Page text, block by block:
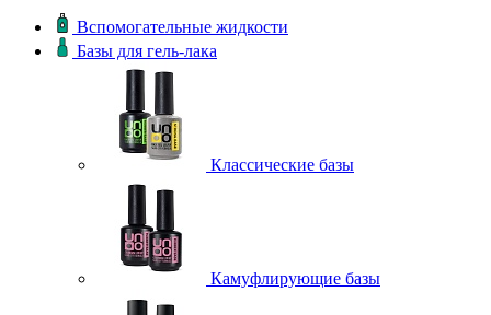
Вспомогательные жидкости
Базы для гель-лака
Классические базы
Камуфлирующие базы